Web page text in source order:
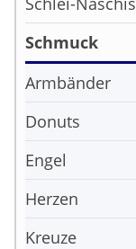
Schmuck
Armbänder
Donuts
Engel
Herzen
Kreuze